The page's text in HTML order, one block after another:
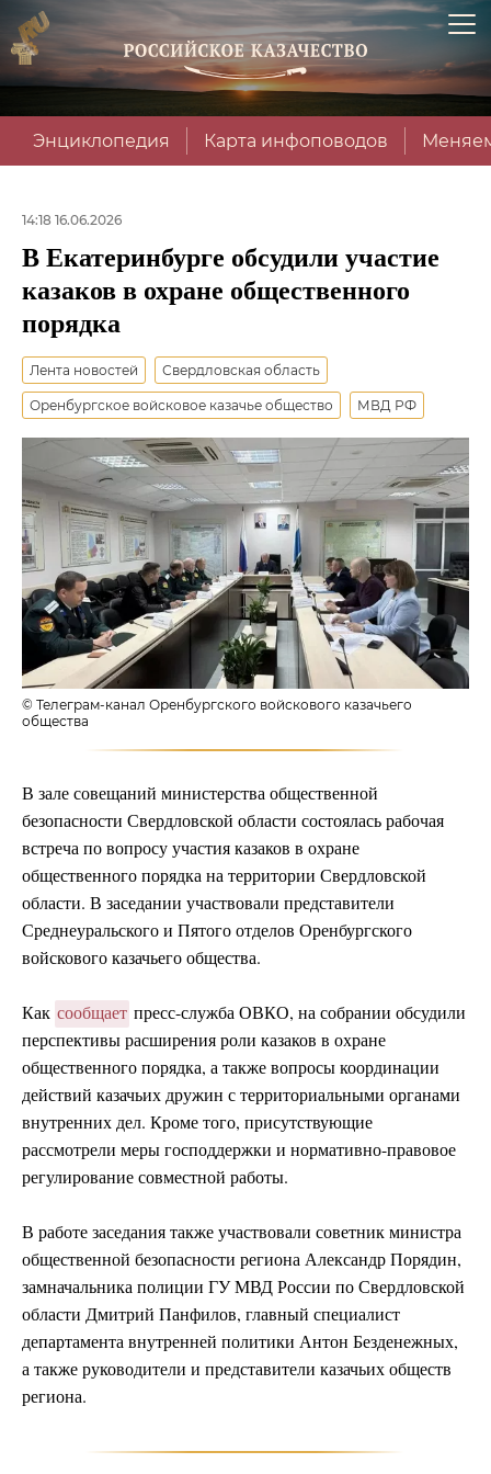
Энциклопедия Карта инфоповодов
14:18 16.06.2026
В Екатеринбурге обсудили участие
казаков в охране общественного
порядка
Лента новостей Свердловская область
Оренбургское войсковое казачье общество МВД РФ
© Телеграм-канал Оренбургского войскового казачьего
общества
В зале совещаний министерства общественной
безопасности Свердловской области состоялась рабочая
встреча по вопросу участия казаков в охране
общественного порядка на территории Свердловской
области. В заседании участвовали представители
Среднеуральского и Пятого отделов Оренбургского
войскового казачьего общества.
Как сообщает пресс-служба ОВКО, на собрании обсудили
перспективы расширения роли казаков в охране
общественного порядка, а также вопросы координации
действий казачьих дружин с территориальными органами
внутренних дел. Кроме того, присутствующие
рассмотрели меры господдержки и нормативно-правовое
регулирование совместной работы.
В работе заседания также участвовали советник министра
общественной безопасности региона Александр Порядин,
замначальника полиции ГУ МВД России по Свердловской
области Дмитрий Панфилов, главный специалист
департамента внутренней политики Антон Безденежных,
а также руководители и представители казачьих обществ
региона.